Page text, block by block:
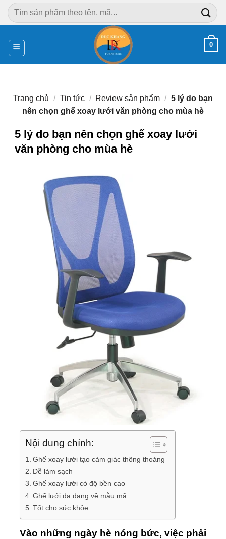
Chuyển
đến
dung
Tìm
kiếm:
0
Trang chủ / Tin tức / Review sản phẩm / 5 lý do bạn
nên chọn ghế xoay lưới văn phòng cho mùa hè
5 lý do bạn nên chọn ghế xoay lưới
văn phòng cho mùa hè
Nội dung chính:
Ghế xoay lưới tạo cảm giác thông thoáng
Dễ làm sạch
Ghế xoay lưới có độ bền cao
Ghế lưới đa dạng về mẫu mã
Tốt cho sức khỏe
Vào những ngày hè nóng bức, việc phải